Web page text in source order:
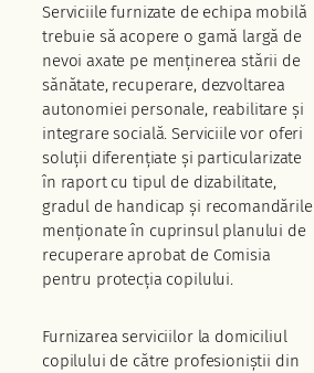
Serviciile furnizate de echipa mobilă
trebuie să acopere o gamă largă de
nevoi axate pe menținerea stării de
sănătate, recuperare, dezvoltarea
autonomiei personale, reabilitare și
integrare socială. Serviciile vor oferi
soluții diferențiate și particularizate
în raport cu tipul de dizabilitate,
gradul de handicap și recomandările
menționate în cuprinsul planului de
recuperare aprobat de Comisia
pentru protecția copilului.
Furnizarea serviciilor la domiciliul
copilului de către profesioniștii din